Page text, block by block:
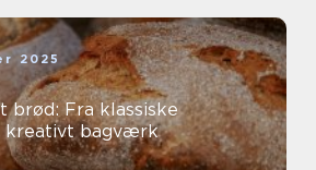
2025
brød: Fra klassiske
bagværk